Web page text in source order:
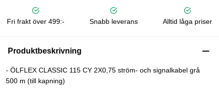
Fri frakt över 499:- Snabb leverans Alltid låga priser
Produktbeskrivning
- ÖLFLEX CLASSIC 115 CY 2X0,75 ström- och signalkabel grå
500 m (till kapning)